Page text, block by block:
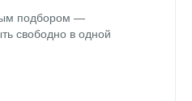
подбором —
свободно в одной